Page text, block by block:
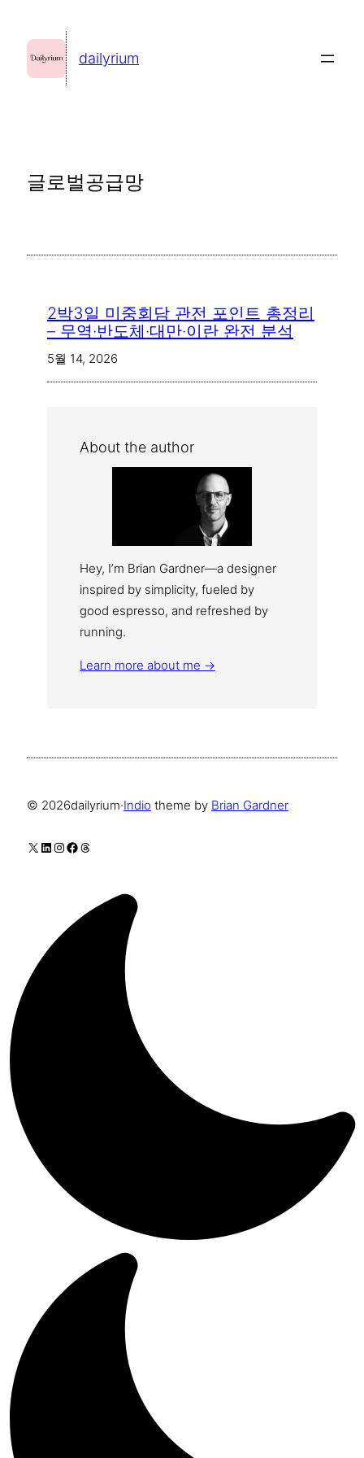
dailyrium
글로벌공급망
2박3일 미중회담 관전 포인트 총정리
– 무역·반도체·대만·이란 완전 분석
5월 14, 2026
About the author
Hey, I’m Brian Gardner—a designer
inspired by simplicity, fueled by
good espresso, and refreshed by
running.
Learn more about me →
© 2026dailyrium·Indio theme by Brian Gardner
X LinkedIn
Instagram
Facebook
Threads